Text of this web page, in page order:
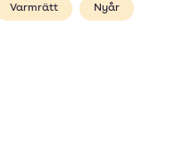
Varmrätt Nyår